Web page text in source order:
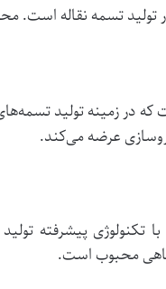
در زمینه تولید
عرضه می‌کند.
محبوب است.